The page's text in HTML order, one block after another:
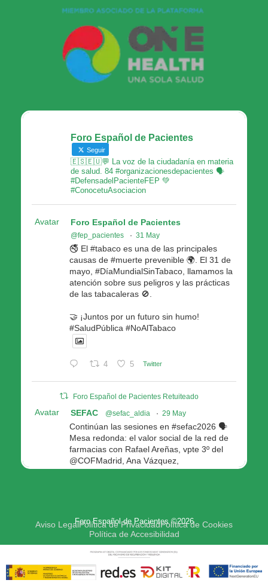
Foro Español de Pacientes
Seguir
🇪🇸🇪🇺💬 La voz de la ciudadanía en materia
de salud. 84 #organizacionesdepacientes 🗣
#DefensadelPacienteFEP 💚
#ConocetuAsociacion
Avatar Foro Español de Pacientes
@fep_pacientes · 31 May
🚭 El #tabaco es una de las principales
causas de #muerte prevenible 🌍. El 31 de
mayo, #DíaMundialSinTabaco, llamamos la
atención sobre sus peligros y las prácticas
de las tabacaleras 🚫.
🤝 ¡Juntos por un futuro sin humo!
#SaludPública #NoAlTabaco
4 5 Twitter
Foro Español de Pacientes Retuiteado
Avatar SEFAC @sefac_aldia · 29 May
Continúan las sesiones en #sefac2026 🗣️
Mesa redonda: el valor social de la red de
farmacias con Rafael Areñas, vpte 3º del
@COFMadrid, Ana Vázquez,
@fep_pacientes Galicia, Antón Acevedo, d
4 4 Twitter
Foro Español de Pacientes
@fep_pacientes · 29 May
🟢Hoy Antonio Manfredi, delegado del FEP,
Foro Español de Pacientes ©2026
Aviso LegalPolítica de PrivacidadPolítica de Cookies
Política de Accesibilidad